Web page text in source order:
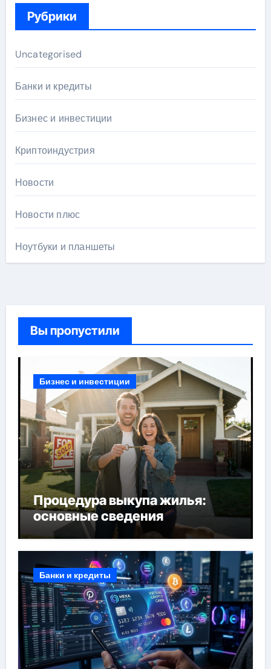
Рубрики
Uncategorised
Банки и кредиты
Бизнес и инвестиции
Криптоиндустрия
Новости
Новости плюс
Ноутбуки и планшеты
Вы пропустили
Бизнес и инвестиции
Процедура выкупа жилья:
основные сведения
Банки и кредиты